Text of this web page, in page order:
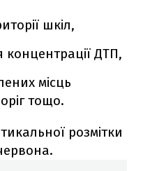
шкіл,
концентрації ДТП,
місць
тощо.
розмітки